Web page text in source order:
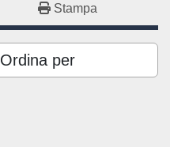
Stampa
Ordina per